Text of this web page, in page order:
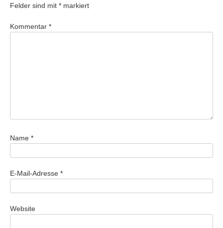
Felder sind mit * markiert
Kommentar *
Name *
E-Mail-Adresse *
Website